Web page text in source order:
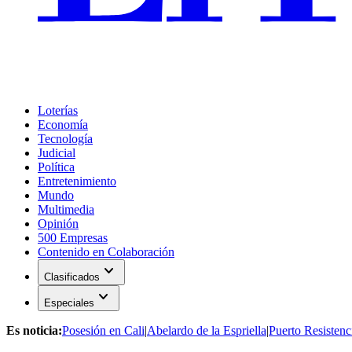
Loterías
Economía
Tecnología
Judicial
Política
Entretenimiento
Mundo
Multimedia
Opinión
500 Empresas
Contenido en Colaboración
Clasificados expand_more
Especiales expand_more
Es noticia:Posesión en Cali|Abelardo de la Espriella|Puerto